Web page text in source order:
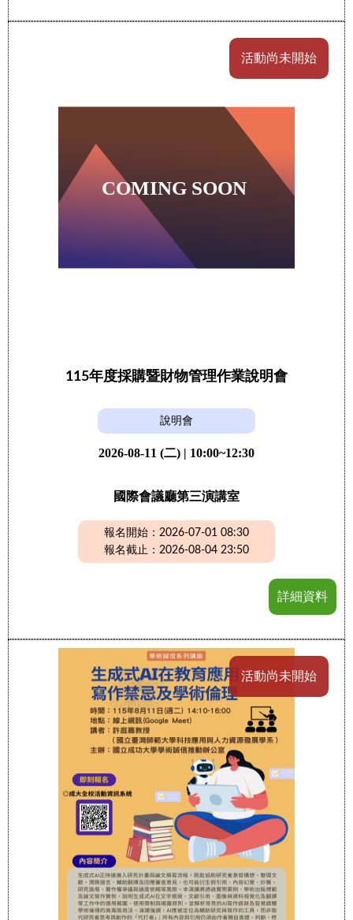
活動尚未開始
115年度採購暨財物管理作業說明會
說明會
2026-08-11 (二) | 10:00~12:30
國際會議廳第三演講室
報名開始：2026-07-01 08:30
報名截止：2026-08-04 23:50
詳細資料
活動尚未開始